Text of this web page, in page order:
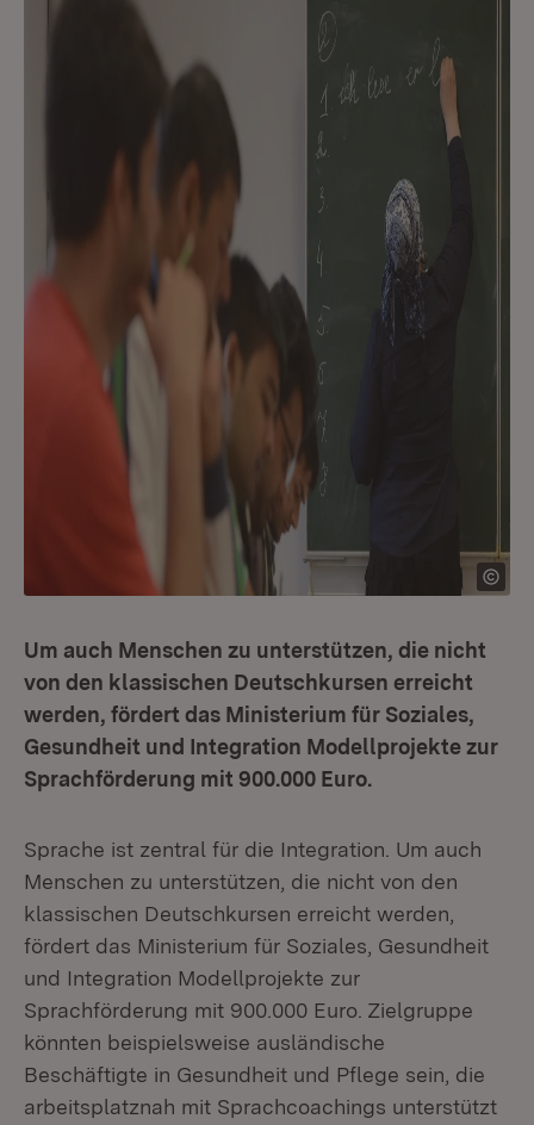
Um auch Menschen zu unterstützen, die nicht
von den klassischen Deutschkursen erreicht
werden, fördert das Ministerium für Soziales,
Gesundheit und Integration Modellprojekte zur
Sprachförderung mit 900.000 Euro.
Sprache ist zentral für die Integration. Um auch
Menschen zu unterstützen, die nicht von den
klassischen Deutschkursen erreicht werden,
fördert das Ministerium für Soziales, Gesundheit
und Integration Modellprojekte zur
Sprachförderung mit 900.000 Euro. Zielgruppe
könnten beispielsweise ausländische
Beschäftigte in Gesundheit und Pflege sein, die
arbeitsplatznah mit Sprachcoachings unterstützt